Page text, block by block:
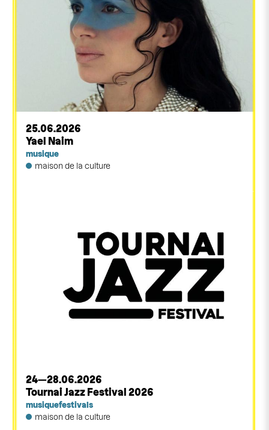
25.06.2026
Yael Naim
musique
maison de la culture
24—28.06.2026
Tournai Jazz Festival 2026
musiquefestivals
maison de la culture